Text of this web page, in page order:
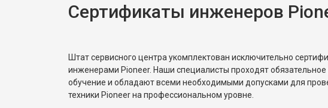
Сертификаты инженеров
Штат сервисного центра укомплектован исключительно
инженерами Pioneer. Наши специалисты проходят обязательное
обучение и обладают всеми необходимыми допусками для
техники Pioneer на профессиональном уровне.